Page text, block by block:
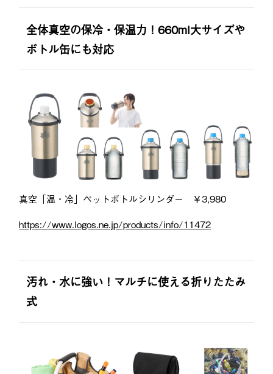
全体真空の保冷・保温力！660ml大サイズや
ボトル缶にも対応
真空「温・冷」ペットボトルシリンダー ￥3,980
https://www.logos.ne.jp/products/info/11472
汚れ・水に強い！マルチに使える折りたたみ
式